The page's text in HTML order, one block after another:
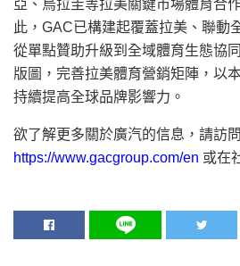
亞、烏拉圭等拉美關鍵市場體育合
此，GAC已構建起覆蓋拉美、聯動
從單點贊助升級到全域體育生態協
版圖，完善拉美體育營銷矩陣，以
持續提高全球品牌影響力。
欲了解更多關於廣汽的信息，請訪問
https://www.gacgroup.com/en 或在